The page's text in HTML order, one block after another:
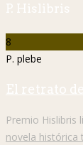
P. Hislibris
8
P. plebe
El retrato
Premio Hislibris
novela histórica